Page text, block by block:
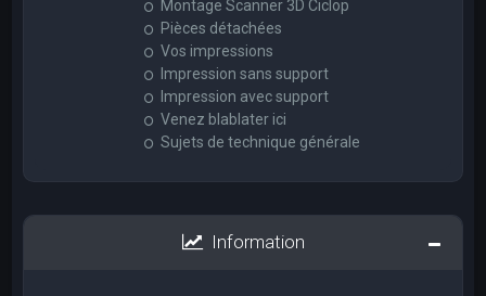
Montage Scanner 3D Ciclop
Pièces détachées
Vos impressions
Impression sans support
Impression avec support
Venez blablater ici
Sujets de technique générale
Information